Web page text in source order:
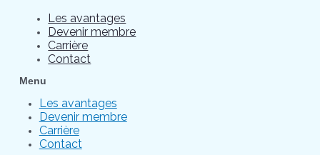
Les avantages
Devenir membre
Carrière
Contact
Menu
Les avantages
Devenir membre
Carrière
Contact